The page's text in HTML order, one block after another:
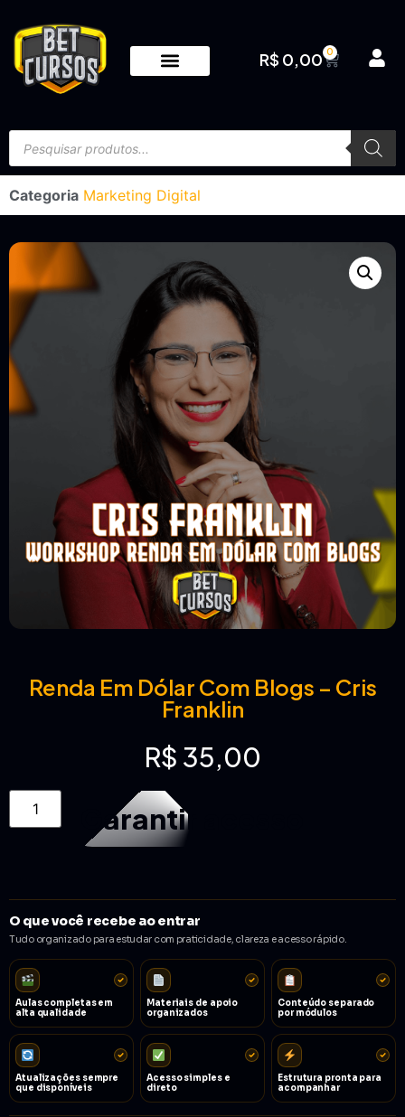
R$ 0,00 0
Categoria Marketing Digital
Renda Em Dólar Com Blogs – Cris
Franklin
R$ 35,00
Garantir acesso
O que você recebe ao entrar
Tudo organizado para estudar com praticidade, clareza e acesso rápido.
Aulas completas em
alta qualidade
Materiais de apoio
organizados
Conteúdo separado
por módulos
Atualizações sempre
que disponíveis
Acesso simples e
direto
Estrutura pronta para
acompanhar